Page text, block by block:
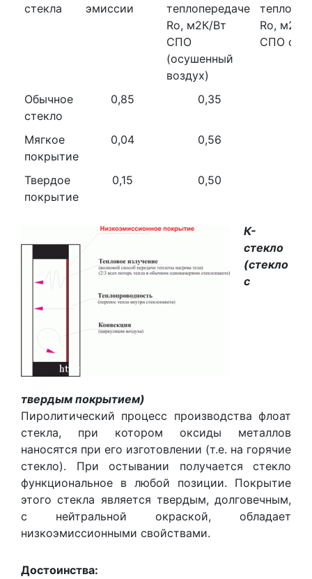
стекла
эмиссии
теплопередаче
Ro, м2К/Вт
СПО
(осушенный
воздух)
Ro, м2К/
СПО с Ar
Обычное
стекло
0,85 0,35
Мягкое
покрытие
0,04 0,56
Твердое
покрытие
0,15 0,50
К-
стекло
(стекло
с
твердым покрытием)
Пиролитический процесс производства флоат
стекла, при котором оксиды металлов
наносятся при его изготовлении (т.е. на горячие
стекло). При остывании получается стекло
функциональное в любой позиции. Покрытие
этого стекла является твердым, долговечным,
с нейтральной окраской, обладает
низкоэмиссионными свойствами.
Достоинства: